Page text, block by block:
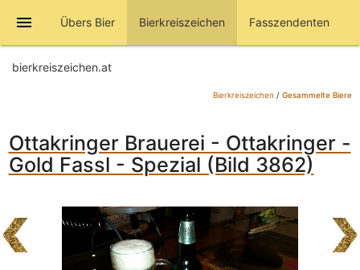
menu Übers Bier Bierkreiszeichen Fasszendenten
bierkreiszeichen.at
Bierkreiszeichen / Gesammelte Biere
Ottakringer Brauerei - Ottakringer -
Gold Fassl - Spezial (Bild 3862)